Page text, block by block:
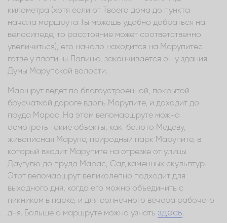
километра (хотя если от Твоего дома до пункта
начала маршрута Ты можешь удобно добраться на
велосипеде, то расстояние может соответственно
увеличиться), его начало находится на Марупитес
гатве у плотины Лапиню, заканчивается он у здания
Думы Марупской волости.
Маршрут ведет по благоустроенной, покрытой
брусчаткой дороге вдоль Марупите, и доходит до
пруда Марас. На этом веломаршруте можно
осмотреть такие объекты, как болото Медеву,
живописная Марупе, природный парк Марупите, в
который входит Марупите на отрезке от улицы
Даугулю до пруда Марас, Сад каменных скульптур.
Этот веломаршрут великолепно подходит для
выходного дня, когда его можно объединить с
пикником в парке, и для солнечного вечера рабочего
дня. Больше о маршруте можно узнать здесь.